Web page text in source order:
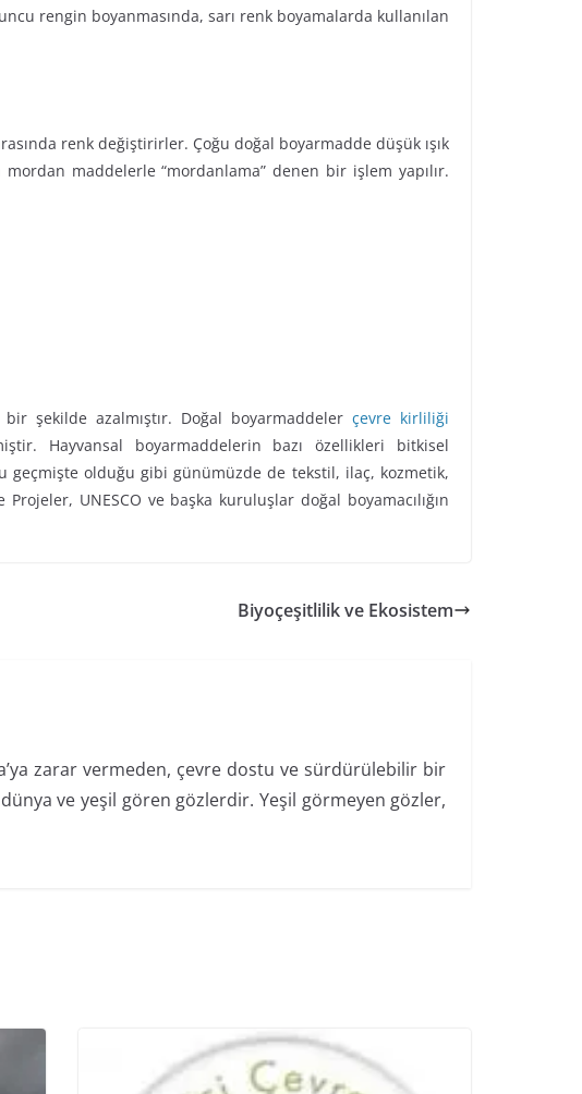
rengin boyanmasında, sarı renk boyamalarda kullanılan
renk değiştirirler. Çoğu doğal boyarmadde düşük ışık
mordan maddelerle “mordanlama” denen bir işlem yapılır.
şekilde azalmıştır. Doğal boyarmaddeler çevre kirliliği
Hayvansal boyarmaddelerin bazı özellikleri bitkisel
geçmişte olduğu gibi günümüzde de tekstil, ilaç, kozmetik,
UNESCO ve başka kuruluşlar doğal boyamacılığın
Biyoçeşitlilik ve Ekosistem
zarar vermeden, çevre dostu ve sürdürülebilir bir
ve yeşil gören gözlerdir. Yeşil görmeyen gözler,